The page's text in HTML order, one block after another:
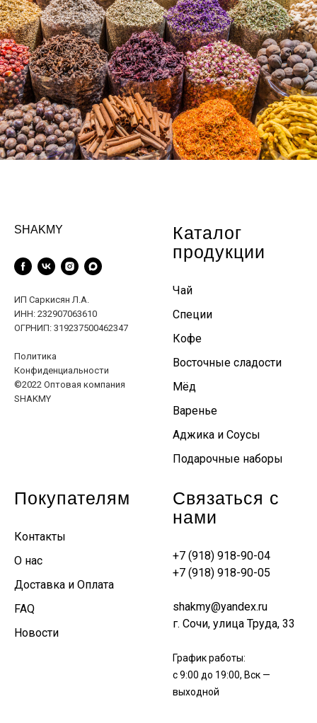
SHAKMY
ИП Саркисян Л.А.
ИНН: 232907063610
ОГРНИП: 319237500462347
Политика
Конфиденциальности
©2022 Оптовая компания
SHAKMY
Каталог
продукции
Чай
Специи
Кофе
Восточные сладости
Мёд
Варенье
Аджика и Соусы
Подарочные наборы
Покупателям
Контакты
О нас
Доставка и Оплата
FAQ
Новости
Связаться с
нами
+7 (918) 918-90-04
+7 (918) 918-90-05
shakmy@yandex.ru
г. Сочи, улица Труда, 33
График работы:
с 9:00 до 19:00, Вск —
выходной